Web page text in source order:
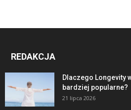
REDAKCJA
Dlaczego Longevity
bardziej popularne?
21 lipca 2026